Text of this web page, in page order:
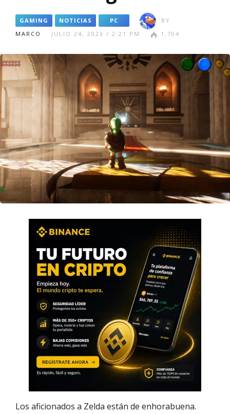
GAMING NOTICIAS PC
BY
MARCO
JULIO 24, 2023 / 2:21 PM 1.704
Los aficionados a Zelda están de enhorabuena.